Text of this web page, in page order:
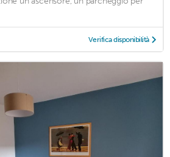
Verifica disponibilità